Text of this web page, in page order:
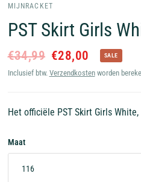
MIJNRACKET
PST Skirt Girls
€34,99 €28,00 SALE
Inclusief btw. Verzendkostenworden
Het officiële PST Skirt Girls
Maat